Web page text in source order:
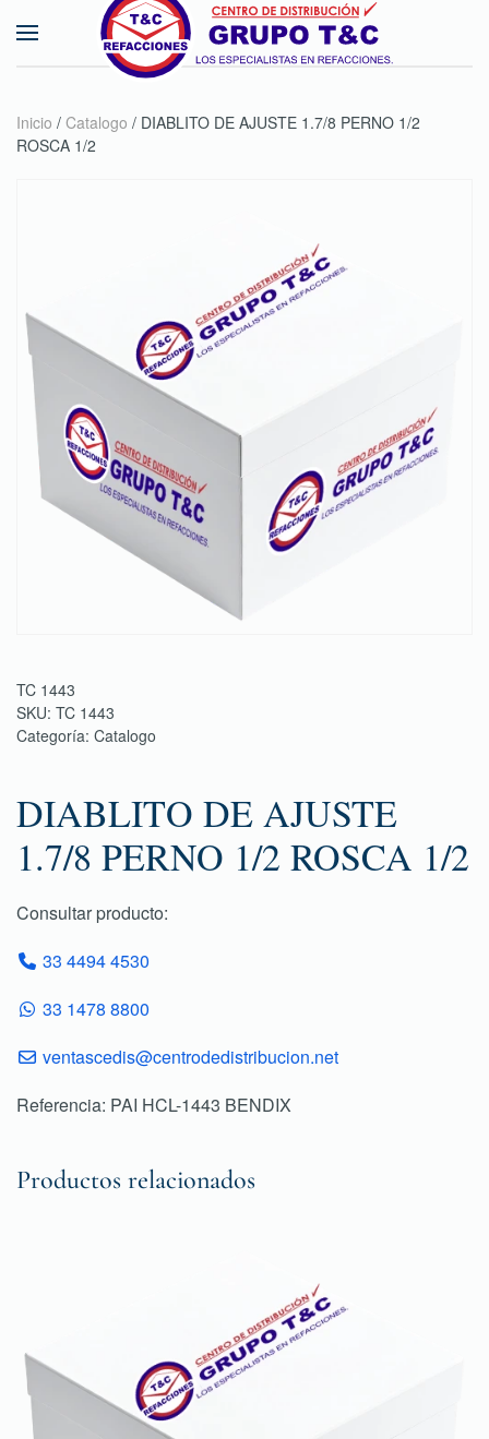
Skip to main content
Inicio / Catalogo / DIABLITO DE AJUSTE 1.7/8 PERNO 1/2
ROSCA 1/2
TC 1443
SKU: TC 1443
Categoría: Catalogo
DIABLITO DE AJUSTE
1.7/8 PERNO 1/2 ROSCA 1/2
Consultar producto:
33 4494 4530
33 1478 8800
ventascedis@centrodedistribucion.net
Referencia: PAI HCL-1443 BENDIX
Productos relacionados